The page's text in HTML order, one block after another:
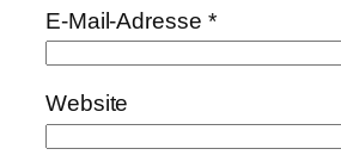
E-Mail-Adresse *
Website